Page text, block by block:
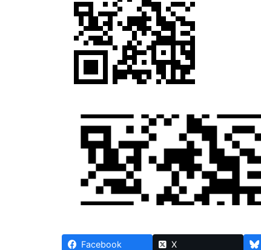
Facebook X